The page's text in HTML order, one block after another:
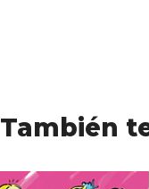
También